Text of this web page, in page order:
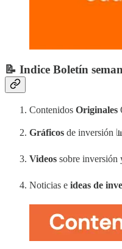
📝 Indice Boletín
Contenidos Originales
Gráficos de inversión
Videos sobre inversión
Noticias e ideas de